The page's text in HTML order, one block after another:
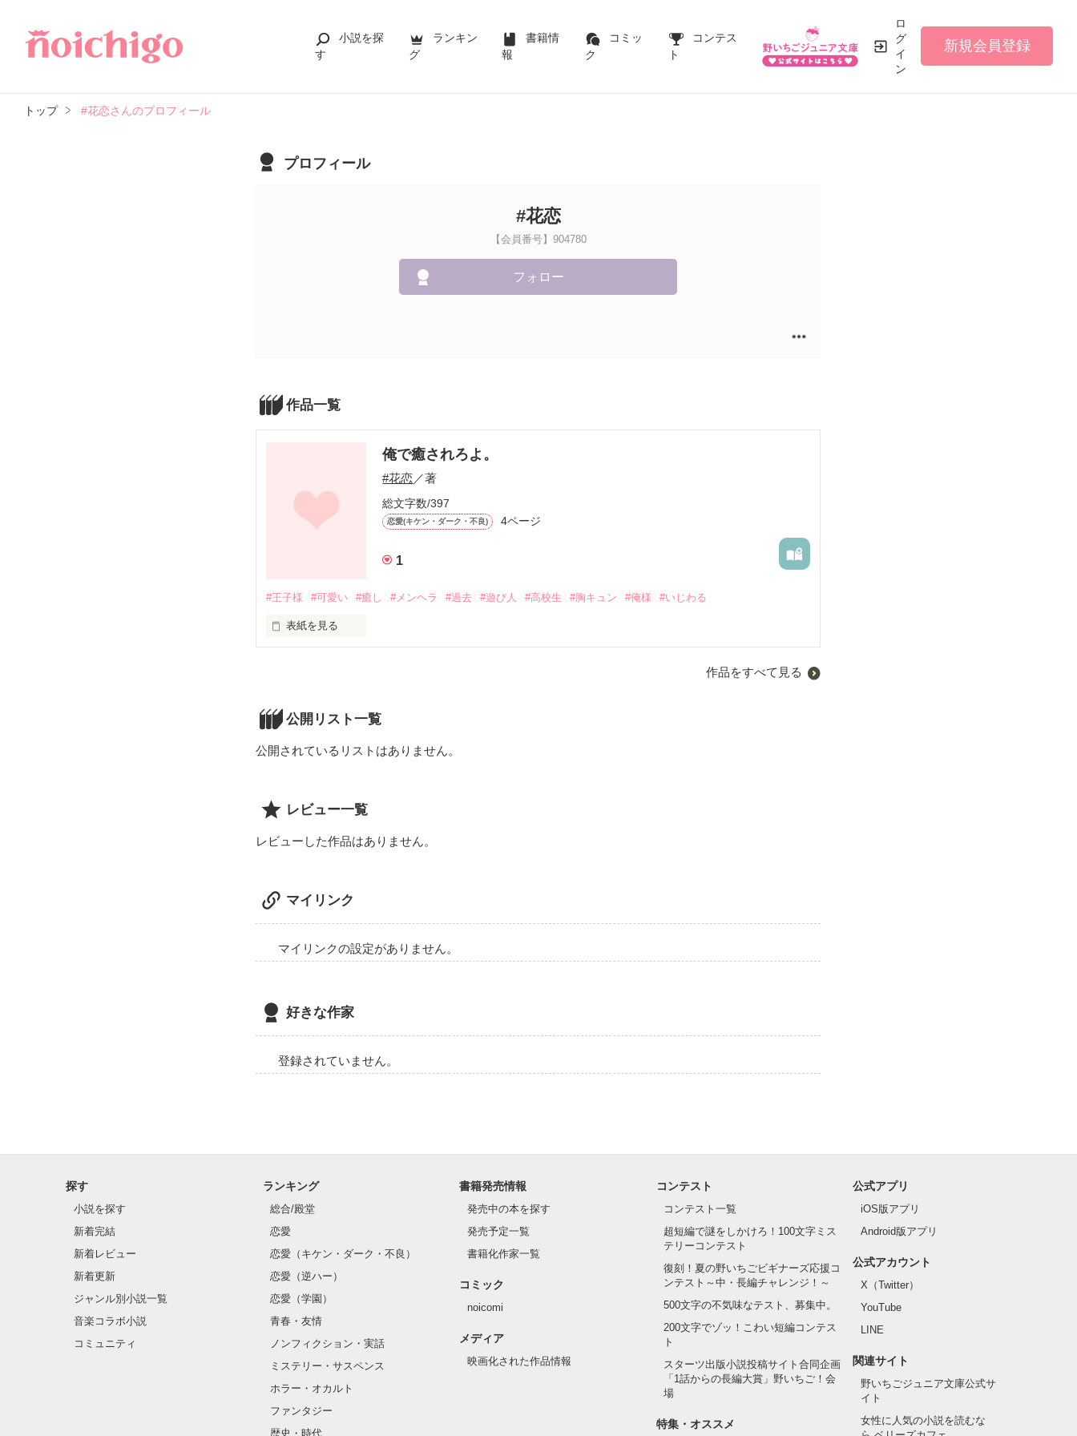
小説を探
す
ランキン
グ
書籍情
報
コミッ
ク
コンテス
ト
ロ
グ
イ
ン
新規会員登録
トップ #花恋さんのプロフィール
プロフィール
#花恋
【会員番号】904780
フォロー
作品一覧
俺で癒されろよ。
#花恋／著
総文字数/397
恋愛(キケン・ダーク・不良) 4ページ
1
#王子様 #可愛い #癒し #メンヘラ #過去 #遊び人 #高校生 #胸キュン #俺様 #いじわる
表紙を見る
可愛い王子様だった。
ところが…
杉本真奈
(Sugimoto Mana)
ふわふわ×メンヘラ×遊び人
＆
作品を読む
作品をすべて見る
公開リスト一覧
公開されているリストはありません。
レビュー一覧
レビューした作品はありません。
マイリンク
マイリンクの設定がありません。
好きな作家
登録されていません。
探す
小説を探す
新着完結
新着レビュー
新着更新
ジャンル別小説一覧
音楽コラボ小説
コミュニティ
ランキング
総合/殿堂
恋愛
恋愛（キケン・ダーク・不良）
恋愛（逆ハー）
恋愛（学園）
青春・友情
ノンフィクション・実話
ミステリー・サスペンス
ホラー・オカルト
ファンタジー
歴史・時代
書籍発売情報
発売中の本を探す
発売予定一覧
書籍化作家一覧
コミック
noicomi
メディア
映画化された作品情報
コンテスト
コンテスト一覧
超短編で謎をしかけろ！100文字ミス
テリーコンテスト
復刻！夏の野いちごビギナーズ応援コ
ンテスト～中・長編チャレンジ！～
500文字の不気味なテスト、募集中。
200文字でゾッ！こわい短編コンテス
ト
スターツ出版小説投稿サイト合同企画
「1話からの長編大賞」野いちご！会
場
特集・オススメ
公式アプリ
iOS版アプリ
Android版アプリ
公式アカウント
X（Twitter）
YouTube
LINE
関連サイト
野いちごジュニア文庫公式サ
イト
女性に人気の小説を読むな